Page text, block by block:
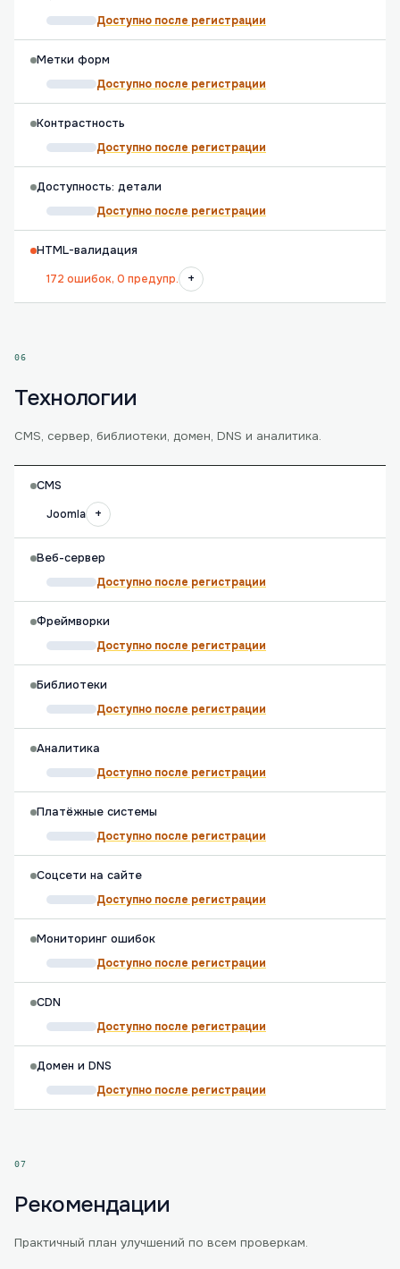
Доступно после регистрации
Метки форм
Доступно после регистрации
Контрастность
Доступно после регистрации
Доступность: детали
Доступно после регистрации
HTML-валидация
172 ошибок, 0 предупр.
+
06
Технологии
CMS, сервер, библиотеки, домен, DNS и аналитика.
CMS
Joomla
+
Веб-сервер
Доступно после регистрации
Фреймворки
Доступно после регистрации
Библиотеки
Доступно после регистрации
Аналитика
Доступно после регистрации
Платёжные системы
Доступно после регистрации
Соцсети на сайте
Доступно после регистрации
Мониторинг ошибок
Доступно после регистрации
CDN
Доступно после регистрации
Домен и DNS
Доступно после регистрации
07
Рекомендации
Практичный план улучшений по всем проверкам.